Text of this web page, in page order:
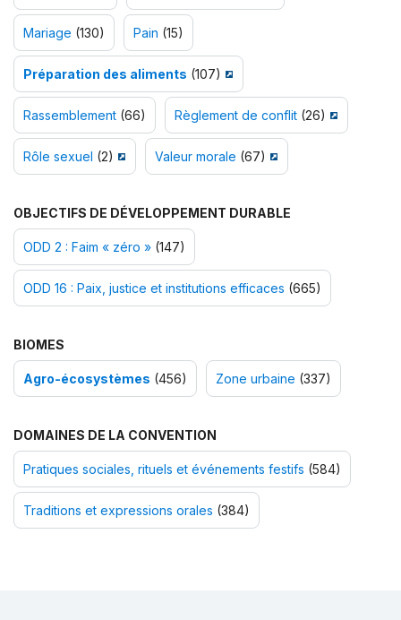
Mariage (130) Pain (15)
Préparation des aliments (107)
Rassemblement (66) Règlement de conflit (26)
Rôle sexuel (2) Valeur morale (67)
OBJECTIFS DE DÉVELOPPEMENT DURABLE
ODD 2 : Faim « zéro » (147)
ODD 16 : Paix, justice et institutions efficaces (665)
BIOMES
Agro-écosystèmes (456) Zone urbaine (337)
DOMAINES DE LA CONVENTION
Pratiques sociales, rituels et événements festifs (584)
Traditions et expressions orales (384)